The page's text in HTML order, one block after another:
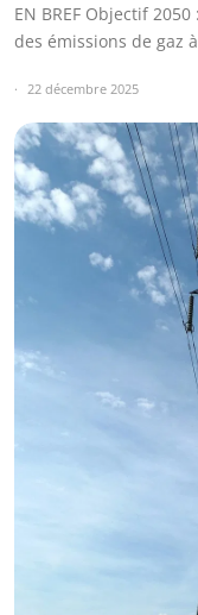
EN BREF Objectif
des émissions de gaz
22 décembre 2025